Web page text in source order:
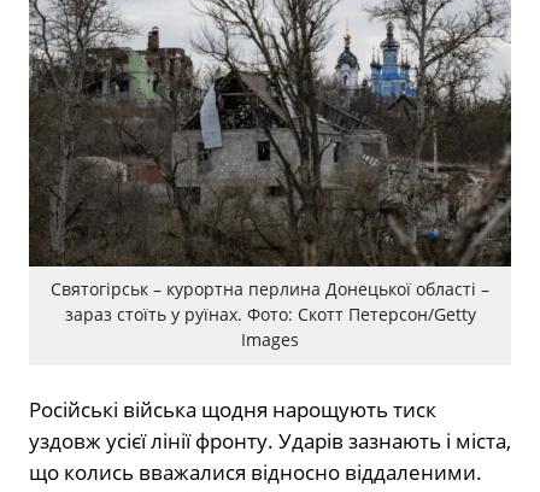
Святогірськ – курортна перлина Донецької області –
зараз стоїть у руїнах. Фото: Скотт Петерсон/Getty
Images
Російські війська щодня нарощують тиск
уздовж усієї лінії фронту. Ударів зазнають і міста,
що колись вважалися відносно віддаленими.